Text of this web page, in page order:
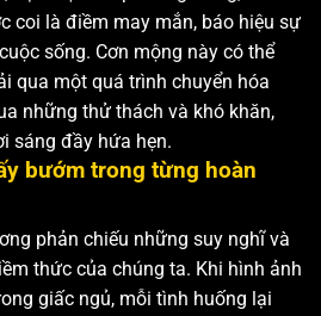
coi là điềm may mắn, báo hiệu sự
sống. Cơn mộng này có thể
qua một quá trình chuyển hóa
những thử thách và khó khăn,
sáng đầy hứa hẹn.
bướm trong từng hoàn
phản chiếu những suy nghĩ và
thức của chúng ta. Khi hình ảnh
giấc ngủ, mỗi tình huống lại